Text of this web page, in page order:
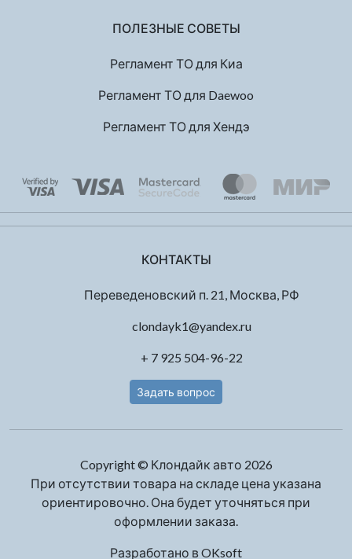
ПОЛЕЗНЫЕ СОВЕТЫ
Регламент ТО для Киа
Регламент ТО для Daewoo
Регламент ТО для Хендэ
КОНТАКТЫ
Переведеновский п. 21, Москва, РФ
clondayk1@yandex.ru
+ 7 925 504-96-22
Задать вопрос
Copyright © Клондайк авто 2026
При отсутствии товара на складе цена указана
ориентировочно. Она будет уточняться при
оформлении заказа.
Разработано в OKsoft